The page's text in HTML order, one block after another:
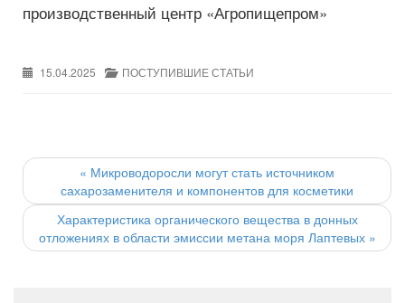
производственный центр «Агропищепром»
15.04.2025 ПОСТУПИВШИЕ СТАТЬИ
Post
navigation
« Микроводоросли могут стать источником
сахарозаменителя и компонентов для косметики
Характеристика органического вещества в донных
отложениях в области эмиссии метана моря Лаптевых »